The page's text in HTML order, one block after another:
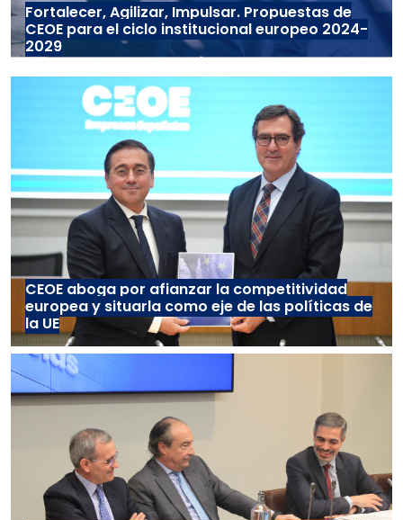
Fortalecer, Agilizar, Impulsar. Propuestas de
CEOE para el ciclo institucional europeo 2024-
2029
CEOE aboga por afianzar la competitividad
europea y situarla como eje de las políticas de
la UE